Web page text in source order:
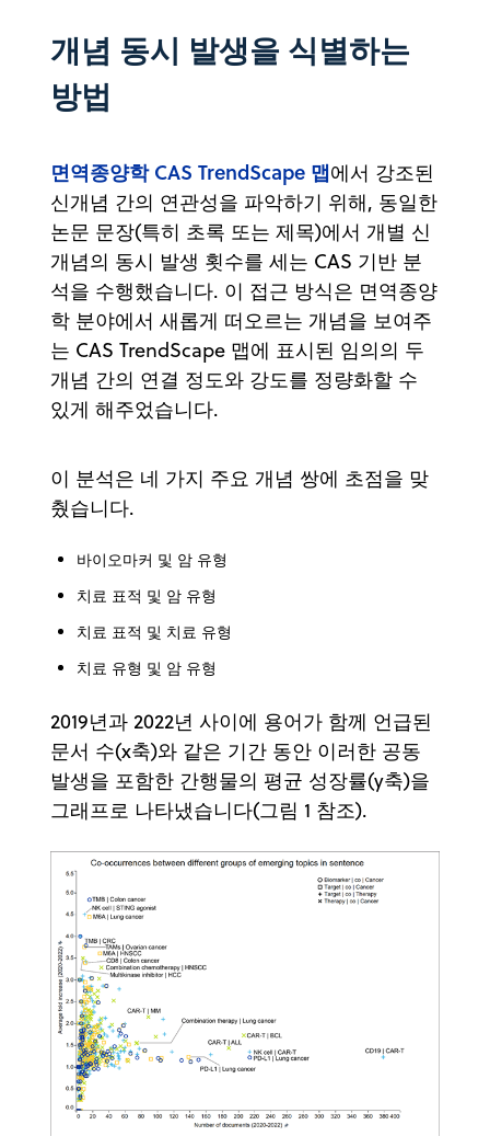
개념 동시 발생을 식별하는
방법
면역종양학 CAS TrendScape 맵에서 강조된
신개념 간의 연관성을 파악하기 위해, 동일한
논문 문장(특히 초록 또는 제목)에서 개별 신
개념의 동시 발생 횟수를 세는 CAS 기반 분
석을 수행했습니다. 이 접근 방식은 면역종양
학 분야에서 새롭게 떠오르는 개념을 보여주
는 CAS TrendScape 맵에 표시된 임의의 두
개념 간의 연결 정도와 강도를 정량화할 수
있게 해주었습니다.
이 분석은 네 가지 주요 개념 쌍에 초점을 맞
췄습니다.
바이오마커 및 암 유형
치료 표적 및 암 유형
치료 표적 및 치료 유형
치료 유형 및 암 유형
2019년과 2022년 사이에 용어가 함께 언급된
문서 수(x축)와 같은 기간 동안 이러한 공동
발생을 포함한 간행물의 평균 성장률(y축)을
그래프로 나타냈습니다(그림 1 참조).